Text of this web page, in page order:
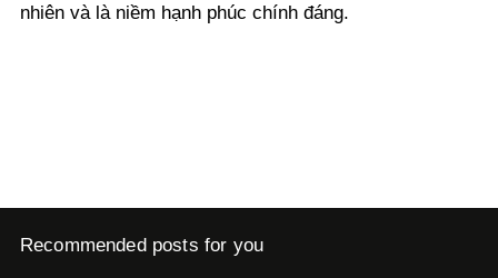
nhiên và là niềm hạnh phúc chính đáng.
Recommended posts for you